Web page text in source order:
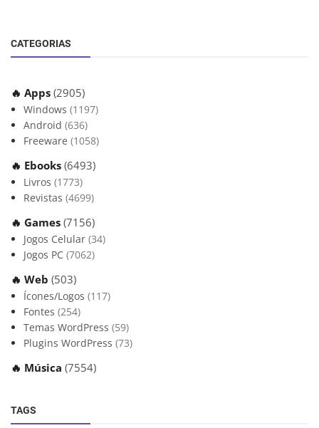
CATEGORIAS
🔥 Apps (2905)
Windows (1197)
Android (636)
Freeware (1058)
🔥 Ebooks (6493)
Livros (1773)
Revistas (4699)
🔥 Games (7156)
Jogos Celular (34)
Jogos PC (7062)
🔥 Web (503)
Ícones/Logos (117)
Fontes (254)
Temas WordPress (59)
Plugins WordPress (73)
🔥 Música (7554)
TAGS